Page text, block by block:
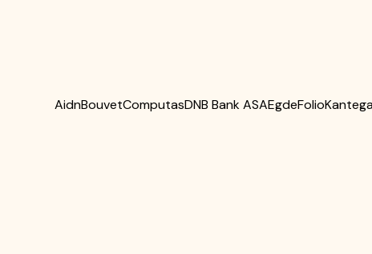
AidnBouvetComputasDNB Bank ASAEgdeFolio